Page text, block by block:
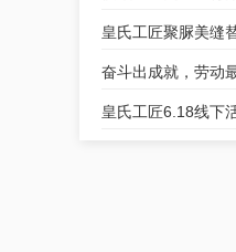
皇氏工匠6.18线下